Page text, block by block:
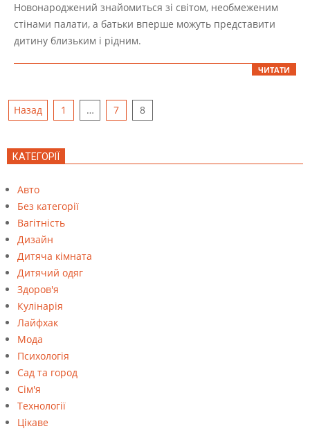
Новонароджений знайомиться зі світом, необмеженим
стінами палати, а батьки вперше можуть представити
дитину близьким і рідним.
ЧИТАТИ
Навігація
Назад 1 … 7 8
КАТЕГОРІЇ
Авто
Без категорії
Вагітність
Дизайн
Дитяча кімната
Дитячий одяг
Здоров'я
Кулінарія
Лайфхак
Мода
Психологія
Сад та город
Сім'я
Технології
Цікаве